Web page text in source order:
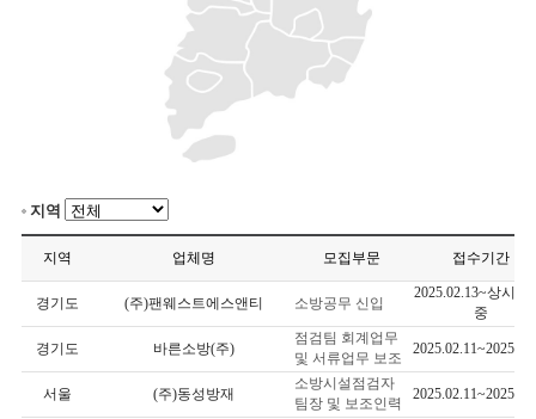
지역
지역 업체명 모집부문 접수기간
경기도 (주)팬웨스트에스앤티 소방공무 신입
2025.02.13~상시
중
경기도 바른소방(주)
점검팀 회계업무
및 서류업무 보조
서울 (주)동성방재
소방시설점검자
팀장 및 보조인력